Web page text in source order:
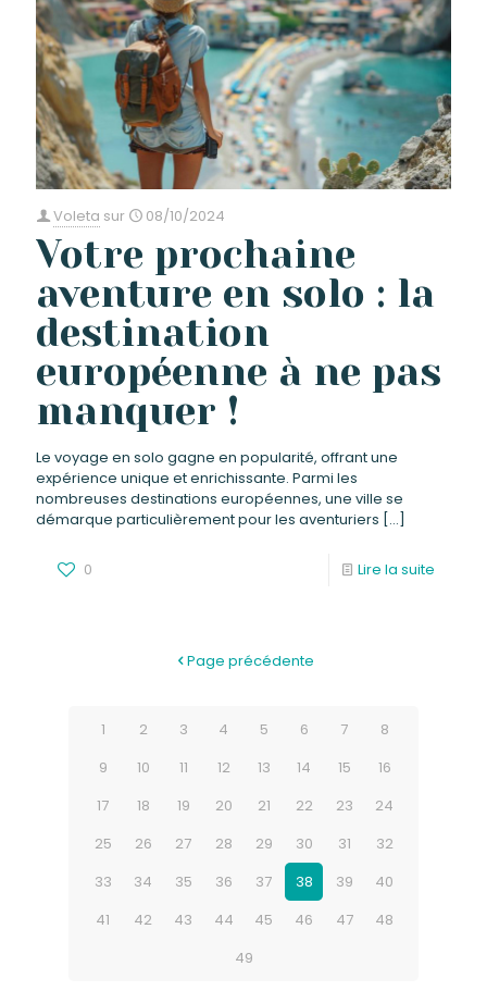
Voleta sur 08/10/2024
Votre prochaine
aventure en solo : la
destination
européenne à ne pas
manquer !
Le voyage en solo gagne en popularité, offrant une
expérience unique et enrichissante. Parmi les
nombreuses destinations européennes, une ville se
démarque particulièrement pour les aventuriers […]
0 Lire la suite
Page précédente
1 2 3 4 5 6 7
8
9
10 11 12 13 14 15
16
17
18 19 20 21 22 23
24
25
26 27 28 29 30 31
32
33
34 35 36 37 38 39
40
41
42 43 44 45 46 47
48
49